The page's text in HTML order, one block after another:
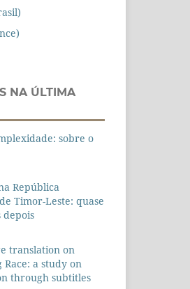
NA ÚLTIMA
sobre o
República
Timor-Leste: quase
depois
translation on
Race: a study on
through subtitles